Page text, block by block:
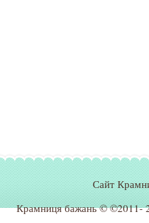
Сайт
Крамниця бажань © ©2011-